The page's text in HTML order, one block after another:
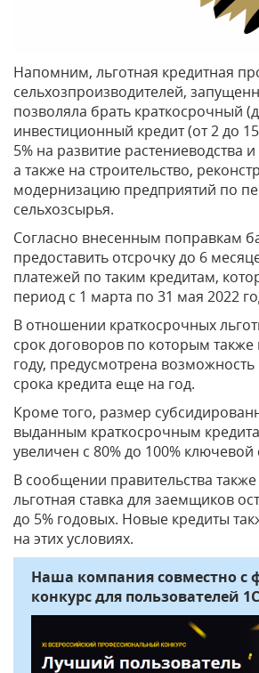
Напомним, льготная кредитная
сельхозпроизводителей,
позволяла брать краткосрочный
инвестиционный кредит (от 2 до
5% на развитие растениеводства
а также на строительство,
модернизацию предприятий по
сельхозсырья.
Согласно внесенным поправкам
предоставить отсрочку до 6
платежей по таким кредитам,
период с 1 марта по 31 мая 2022
В отношении краткосрочных
срок договоров по которым также
году, предусмотрена
срока кредита еще на год.
Кроме того, размер
выданным краткосрочным
увеличен с 80% до 100% ключевой
В сообщении правительства также
льготная ставка для заемщиков
до 5% годовых. Новые кредиты
на этих условиях.
Наша компания совместно
конкурс для пользователей